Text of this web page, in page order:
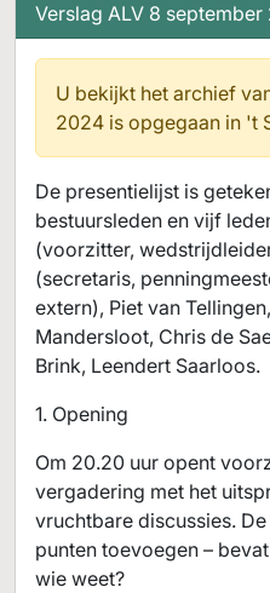
Verslag ALV 8 september
U bekijkt het archief
2024 is opgegaan in 't
De presentielijst is
bestuursleden en vijf
(voorzitter,
(secretaris,
extern), Piet van
Mandersloot, Chris de
Brink, Leendert Saarloos.
1. Opening
Om 20.20 uur opent
vergadering met het
vruchtbare discussies.
punten toevoegen –
wie weet?